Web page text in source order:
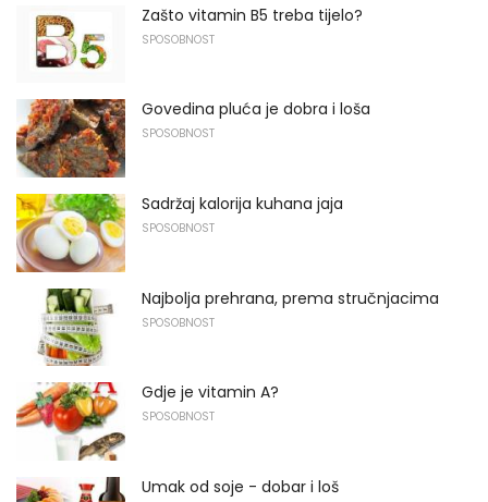
Zašto vitamin B5 treba tijelo?
SPOSOBNOST
Govedina pluća je dobra i loša
SPOSOBNOST
Sadržaj kalorija kuhana jaja
SPOSOBNOST
Najbolja prehrana, prema stručnjacima
SPOSOBNOST
Gdje je vitamin A?
SPOSOBNOST
Umak od soje - dobar i loš